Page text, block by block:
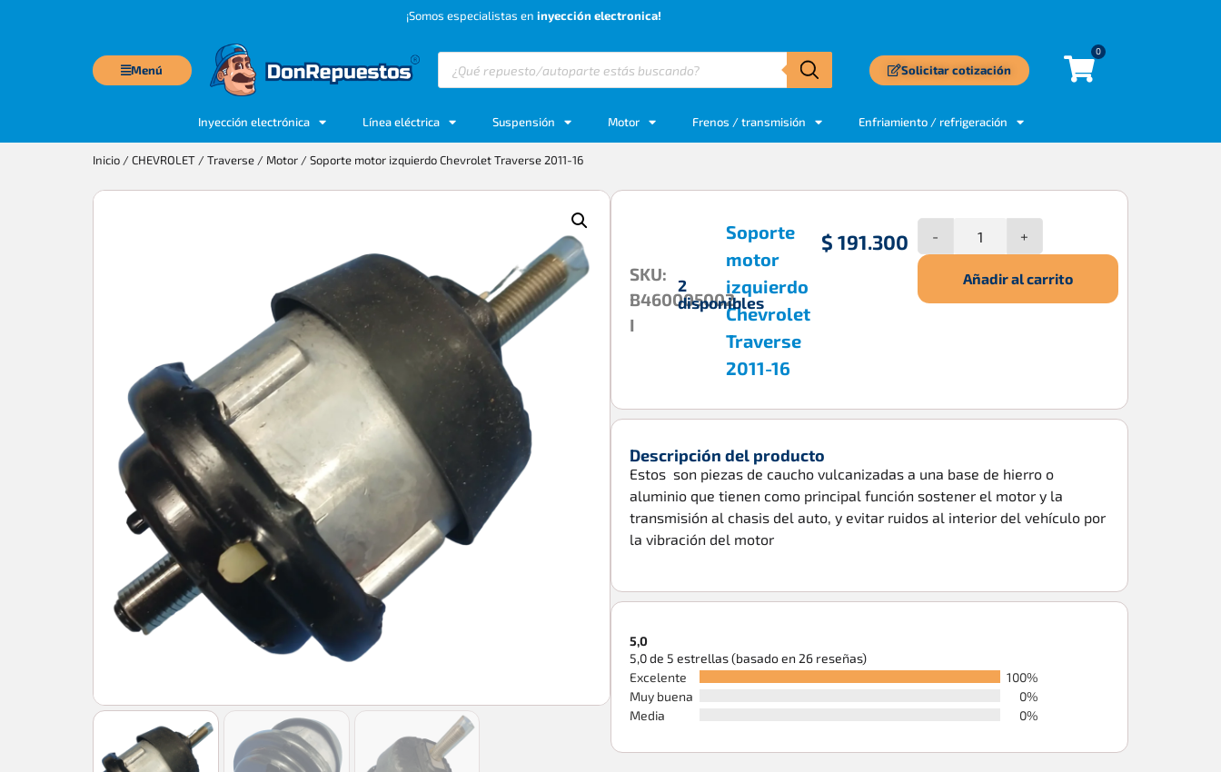
¡Somos especialistas en inyección electronica!
Menú Solicitar cotización
0
Inyección electrónica Línea eléctrica Suspensión Motor Frenos / transmisión Enfriamiento / refrigeración
Inicio /CHEVROLET /Traverse / Motor / Soporte motor izquierdo Chevrolet Traverse 2011-16
Soporte
motor
izquierdo
Chevrolet
Traverse
2011-16
$ 191.300
SKU:
B460005002-
I
2
disponibles
- +
Añadir al carrito
Descripción del producto
Estos son piezas de caucho vulcanizadas a una base de hierro o
aluminio que tienen como principal función sostener el motor y la
transmisión al chasis del auto, y evitar ruidos al interior del vehículo por
la vibración del motor
5,0
5,0 de 5 estrellas (basado en 26 reseñas)
Excelente
100%
Muy buena
0%
Media
0%